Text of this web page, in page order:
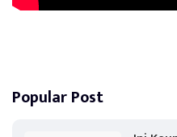
Popular Post